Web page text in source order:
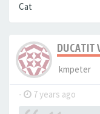
Cat
DUCATIT
kmpeter
- 7 years ago